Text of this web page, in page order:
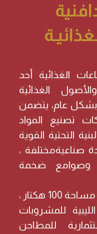
الغذائية أحد
الغذائية
بشكل عام، يتضمن
تصنيع المواد
التحتية القوية
متمثلة في 18 وحدة صناعيةمختلفة ،
وصوامع ضخمة
ويمتد المجمع الصناعي على مساحة 100 هكتار ،
للمشروبات
للمطاحن